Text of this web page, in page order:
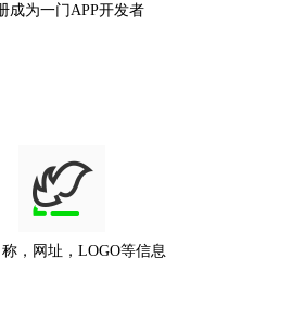
成为一门APP开发者
，网址，LOGO等信息